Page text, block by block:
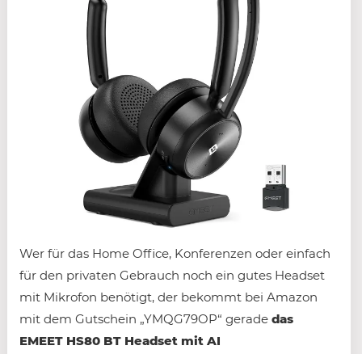
Wer für das Home Office, Konferenzen oder einfach
für den privaten Gebrauch noch ein gutes Headset
mit Mikrofon benötigt, der bekommt bei Amazon
mit dem Gutschein „YMQG79OP“ gerade das
EMEET HS80 BT Headset mit AI